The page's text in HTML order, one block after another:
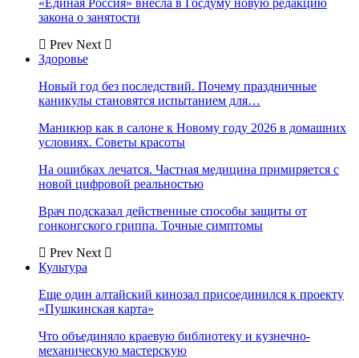
«Единая Россия» внесла в Госдуму новую редакцию
закона о занятости
Prev Next
Здоровье
Новый год без последствий. Почему праздничные
каникулы становятся испытанием для…
Маникюр как в салоне к Новому году 2026 в домашних
условиях. Советы красоты
На ошибках лечатся. Частная медицина примиряется с
новой цифровой реальностью
Врач подсказал действенные способы защиты от
гонконгского гриппа. Точные симптомы
Prev Next
Культура
Еще один алтайский кинозал присоединился к проекту
«Пушкинская карта»
Что объединяло краевую библиотеку и кузнечно-
механическую мастерскую